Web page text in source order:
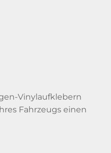
Vinylaufklebern
Fahrzeugs einen